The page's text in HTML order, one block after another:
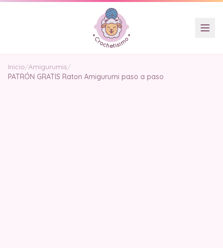
Inicio/Amigurumis/
PATRÓN GRATIS Raton Amigurumi paso a paso